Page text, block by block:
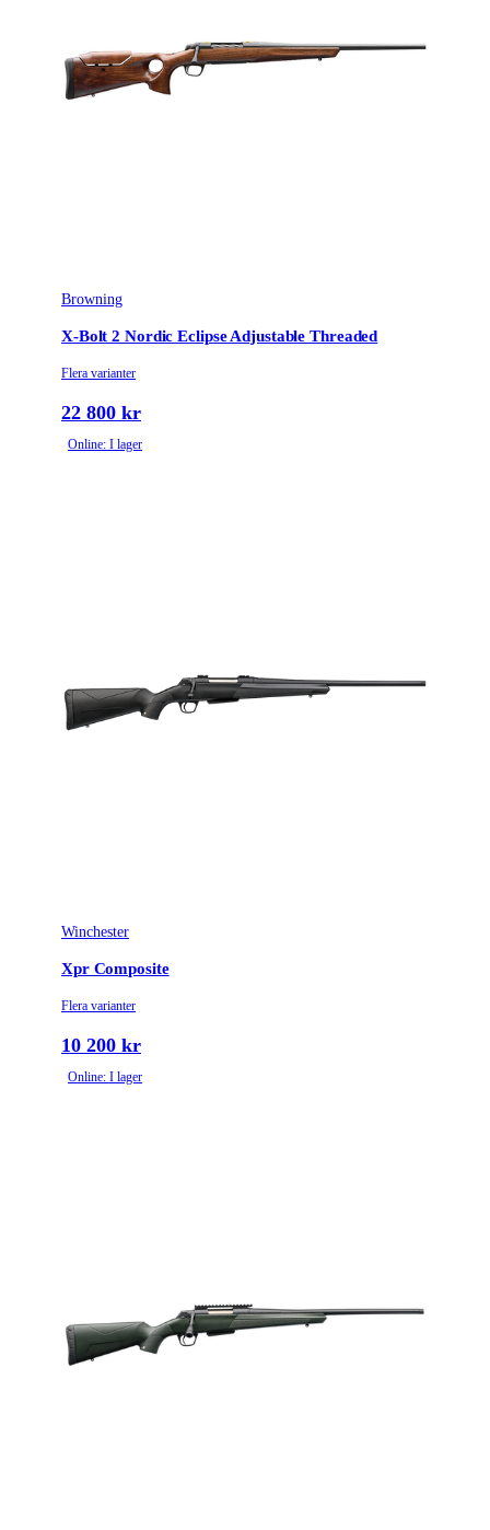
Browning
X-Bolt 2 Nordic Eclipse Adjustable Threaded
Flera varianter
22 800 kr
Online: I lager
Winchester
Xpr Composite
Flera varianter
10 200 kr
Online: I lager